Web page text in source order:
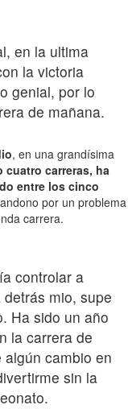
en la ultima
la victoria
genial, por lo
de mañana.
, en una grandísima
cuatro carreras, ha
entre los cinco
por un problema
carrera.
controlar a
mio, supe
Ha sido un año
la carrera de
cambio en
sin la